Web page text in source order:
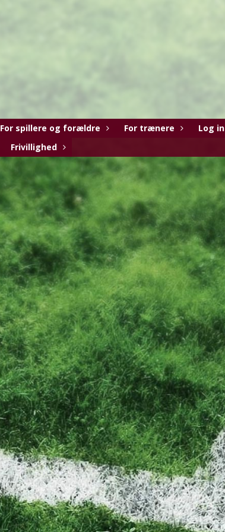
For spillere og forældre For trænere Log in
Frivillighed